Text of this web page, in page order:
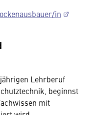
in
Lehrberuf
beginnst
mit